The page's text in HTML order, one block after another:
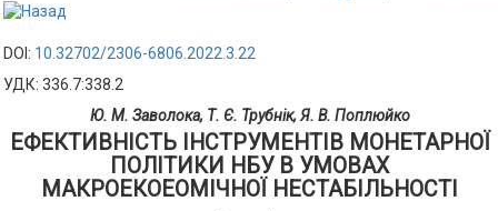
DOI: 10.32702/2306-6806.2022.3.22
УДК: 336.7:338.2
Ю. М. Заволока, Т. Є. Трубнік, Я. В. Поплюйко
ЕФЕКТИВНІСТЬ ІНСТРУМЕНТІВ МОНЕТАРНОЇ
ПОЛІТИКИ НБУ В УМОВАХ
МАКРОЕКОЕОМІЧНОЇ НЕСТАБІЛЬНОСТІ